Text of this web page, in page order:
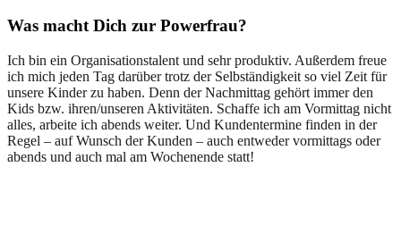
Was macht Dich zur Powerfrau?
Ich bin ein Organisationstalent und sehr produktiv. Außerdem freue
ich mich jeden Tag darüber trotz der Selbständigkeit so viel Zeit für
unsere Kinder zu haben. Denn der Nachmittag gehört immer den
Kids bzw. ihren/unseren Aktivitäten. Schaffe ich am Vormittag nicht
alles, arbeite ich abends weiter. Und Kundentermine finden in der
Regel – auf Wunsch der Kunden – auch entweder vormittags oder
abends und auch mal am Wochenende statt!